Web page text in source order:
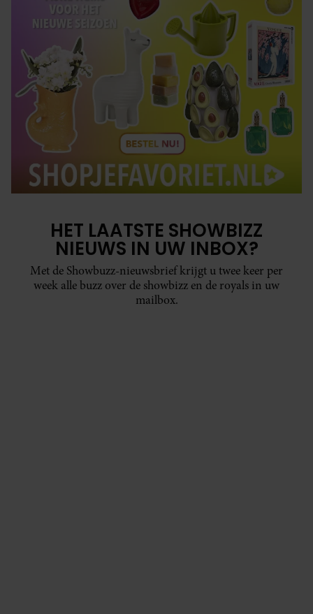
HET LAATSTE SHOWBIZZ
NIEUWS IN UW INBOX?
Met de Showbuzz-nieuwsbrief krijgt u twee keer per
week alle buzz over de showbizz en de royals in uw
mailbox.